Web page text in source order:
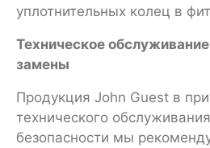
уплотнительных колец в
Техническое
замены
Продукция John Guest в
технического
безопасности мы